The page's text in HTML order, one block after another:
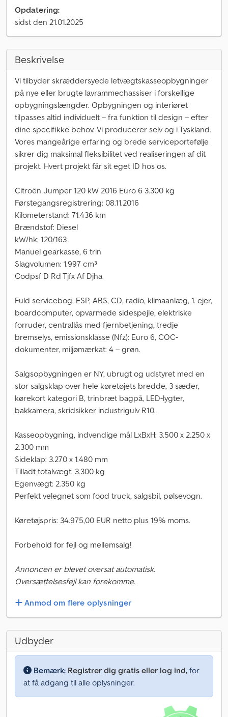
Opdatering:
sidst den 21.01.2025
Beskrivelse
Vi tilbyder skræddersyede letvægtskasseopbygninger
på nye eller brugte lavrammechassiser i forskellige
opbygningslængder. Opbygningen og interiøret
tilpasses altid individuelt – fra funktion til design – efter
dine specifikke behov. Vi producerer selv og i Tyskland.
Vores mangeårige erfaring og brede serviceportefølje
sikrer dig maksimal fleksibilitet ved realiseringen af dit
projekt. Hvert projekt får sit eget ID hos os.
Citroën Jumper 120 kW 2016 Euro 6 3.300 kg
Førstegangsregistrering: 08.11.2016
Kilometerstand: 71.436 km
Brændstof: Diesel
kW/hk: 120/163
Manuel gearkasse, 6 trin
Slagvolumen: 1.997 cm³
Codpsf D Rd Tjfx Af Djha
Fuld servicebog, ESP, ABS, CD, radio, klimaanlæg, 1. ejer,
boardcomputer, opvarmede sidespejle, elektriske
forruder, centrallås med fjernbetjening, tredje
bremselys, emissionsklasse (Nfz): Euro 6, COC-
dokumenter, miljømærkat: 4 – grøn.
Salgsopbygningen er NY, ubrugt og udstyret med en
stor salgsklap over hele køretøjets bredde, 3 sæder,
kørekort kategori B, trinbræt bagpå, LED-lygter,
bakkamera, skridsikker industrigulv R10.
Kasseopbygning, indvendige mål LxBxH: 3.500 x 2.250 x
2.300 mm
Sideklap: 3.270 x 1.480 mm
Tilladt totalvægt: 3.300 kg
Egenvægt: 2.350 kg
Perfekt velegnet som food truck, salgsbil, pølsevogn.
Køretøjspris: 34.975,00 EUR netto plus 19% moms.
Forbehold for fejl og mellemsalg!
Annoncen er blevet oversat automatisk.
Oversættelsesfejl kan forekomme.
Anmod om flere oplysninger
Udbyder
Bemærk: Registrer dig gratis eller log ind, for
at få adgang til alle oplysninger.